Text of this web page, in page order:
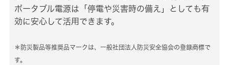
ポータブル電源は「停電や災害時の備え」としても有
効に安心して活用できます。
＊防災製品等推奨品マークは、一般社団法人防災安全協会の登録商標で
す。